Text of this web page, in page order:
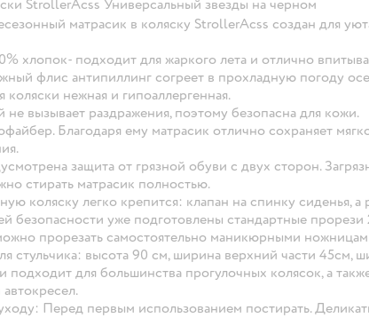
StrollerAcss Универсальный звезды на черном
матрасик в коляску StrollerAcss создан для
хлопок- подходит для жаркого лета и отлично
флис антипиллинг согреет в прохладную погоду
коляски нежная и гипоаллергенная.
не вызывает раздражения, поэтому безопасна для кожи.
Благодаря ему матрасик отлично сохраняет
защита от грязной обуви с двух сторон.
стирать матрасик полностью.
коляску легко крепится: клапан на спинку сиденья,
безопасности уже подготовлены стандартные
прорезать самостоятельно маникюрными
стульчика: высота 90 см, ширина верхний части 45см,
подходит для большинства прогулочных колясок, а
Перед первым использованием постирать.